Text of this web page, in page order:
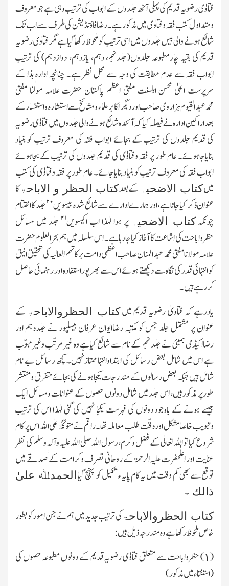
فتاوٰی رضویہ قدیم کی پہلی آٹھ جلدوں کے ابواب کی ترتیب وہی ہے جو معروف
ومتداول کتب فقہ و فتاوٰی میں مذکور ہے۔ رضافاؤنڈیشن کی طرف سے اب تك
شائع ہونے والی بیس جلدوں میں اسی ترتیب کو ملحوظ رکھاگیاہے مگر فتاوٰی رضویہ
قدیم کی بقیہ چارمطبوعہ جلدوں(جلدنہم، دہم، یازدہم، دوازدہم) کی ترتیب
ابواب فقہ سے عدم مطابقت کی وجہ سے محل نظر ہے۔ چنانچہ ادارہ ہذا کے
سرپرست اعلیٰ محسن اہلسنت مفتی اعظم پاکستان حضرت علامہ مولٰنا مفتی
محمدعبدالقیوم ہزاروی صاحب اور دیگر اکابر علماء ومشائخ سے استشارہ واستفسار کے
بعد اراکین ادارہ نے فیصلہ کیا کہ آئندہ شائع ہونے والی جلدوں میں فتاوٰی رضویہ
کی قدیم جلدوں کی ترتیب کے بجائے ابواب فقہ کی معروف ترتیب کو بنیاد
بنایاجاہوئے۔ عام طور پر فقہ وفتاوٰی کی قدیم جلدوں کی ترتیب کے بجاہوئے
ابواب فقہ کی معروف ترتیب کو بنیاد بنایاجائے۔ عام طور پر فقہ وفتاوٰی کی کتب
میںکتاب الاضحیہ کے بعدکتاب الحظر و الاباحۃکا
عنوان ذکر کیا جاتا ہے، اور ہمارے ادارے سے شائع شدہ بیسویں۲۰جلد کا اختتام
چونکہکتاب الاضحیہ پر ہوا لہٰذا اب اکیسویں۲۱ جلد میں مسائل
حظرواباحت کی اشاعت کا آغاز کیاجارہاہے۔ اس سلسلہ میں ہم بحرالعلوم حضرت
علامہ مولانا مفتی محمد عبدالمنان صاحب اعظمی دامت برکاتہم العالیہ کی تحقیق انیق
کو انتہائی قدر کی نگاہ سے دیکھتے ہوئے اس سے بھرپور استفادہ اور رہنمائی حاصل
کررہے ہیں۔
یادرہے کہ فتاویٰ رضویہ قدیم میںکتاب الحظروالاباحۃ کے
عنوان پر مشتمل جلد جس کو مکتبہ رضاایوان عرفان بیسلپور نے جلددہم اور
رضااکیڈمی بمبئی نے جلد نہم کے نام سے شائع کیاہے وہ غیرمرتّب وغیرمبوّب
ہے اس میں شامل بعض رسائل کی ابتداوانتہا ممتازنہیں۔ کچھ رسائل بے نام
شامل ہیں جبکہ بعض رسالوں کے مندرجات یکجاہونے کی بجائے متفرق ومنتشر
طورپر مذکورہیں، اس جلد میں شامل دونوں حصوں کے عنوانات ومسائل ایك
جیسے ہونے کے باوجود دونوں کی فہرست یکجا نہیں کی گئی لہٰذا اس کی ترتیب
وتبویب خاصا مشکل اور دقّت طلب معاملہ تھا۔ راقم نے متوکّلًا علی اﷲ اس پر کام
شروع کیا تو اﷲ تعالیٰ کے فضل وکرم، رسول اﷲ صلی اﷲ علیہ وآلہٖ وسلم کی نظر
عنایت اور اعلٰحضرت علیہ الرحمۃ کے روحانی تصرف وکرامت کے صدقے میں
توقع سے بھی کم وقت میں یہ کام پایہء تکمیل کو پہنچ گیاالحمدﷲ علیٰ
ذالك ۔
کتاب الحظروالاباحۃ کی ترتیب جدید میں ہم نے جن امور کو بطور
خاص ملحوظ رکھاہے وہ مندرجہ ذیل ہیں:
(۱)حظرواباحت سے متعلق فتاوٰی رضویہ قدیم کے دونوں مطبوعہ حصوں کی
(استفتاء میں مذکور)